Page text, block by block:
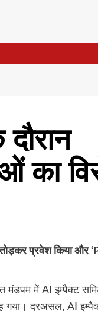
का
प्रवेश किया और
मंडपम में AI इम्पैक्ट
गया। दरअसल, AI